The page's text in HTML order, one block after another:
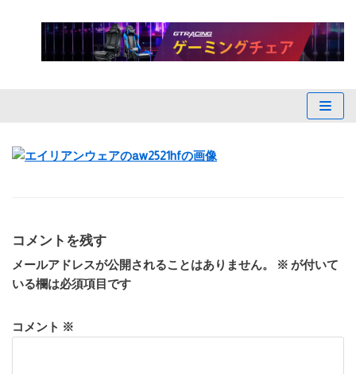
キ
コメントを残す
メールアドレスが公開されることはありません。 ※ が付いて
いる欄は必須項目です
コメント ※